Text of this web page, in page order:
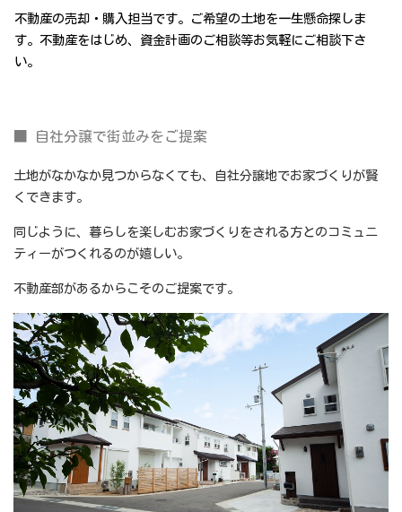
不動産の売却・購入担当です。ご希望の土地を一生懸命探しま
す。不動産をはじめ、資金計画のご相談等お気軽にご相談下さ
い。
■ 自社分譲で街並みをご提案
土地がなかなか見つからなくても、自社分譲地でお家づくりが賢
くできます。
同じように、暮らしを楽しむお家づくりをされる方とのコミュニ
ティーがつくれるのが嬉しい。
不動産部があるからこそのご提案です。